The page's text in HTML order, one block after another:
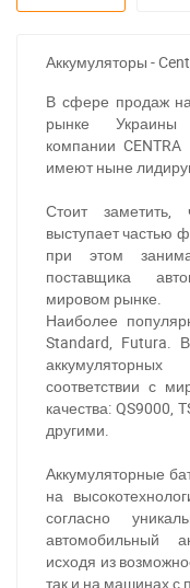
Аккумуляторы -
В сфере продаж
рынке Украины
компании
имеют ныне
Стоит заметить,
выступает частью
при этом
поставщика
мировом рынке.
Наиболее
Standard, Futura.
соответствии с
качества: QS9000,
другими.
Аккумуляторные
на
согласно
автомобильный
исходя из
так и на машинах с